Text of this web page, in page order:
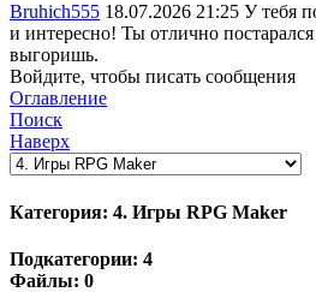
Bruhich555 18.07.2026 21:25 У тебя
и интересно! Ты отлично
выгоришь.
Войдите, чтобы писать сообщения
Оглавление
Поиск
Наверх
Категория: 4. Игры RPG Maker
Подкатегории: 4
Файлы: 0